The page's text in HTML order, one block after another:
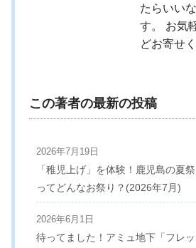
たらいい
す。 お気
どお寄せ
この著者の最新の投稿
2026年7月19日
「稚児上げ」を体験！鹿児島の夏
ってどんなお祭り？(2026年7月)
2026年6月1日
待ってました！アミュ地下「フレ